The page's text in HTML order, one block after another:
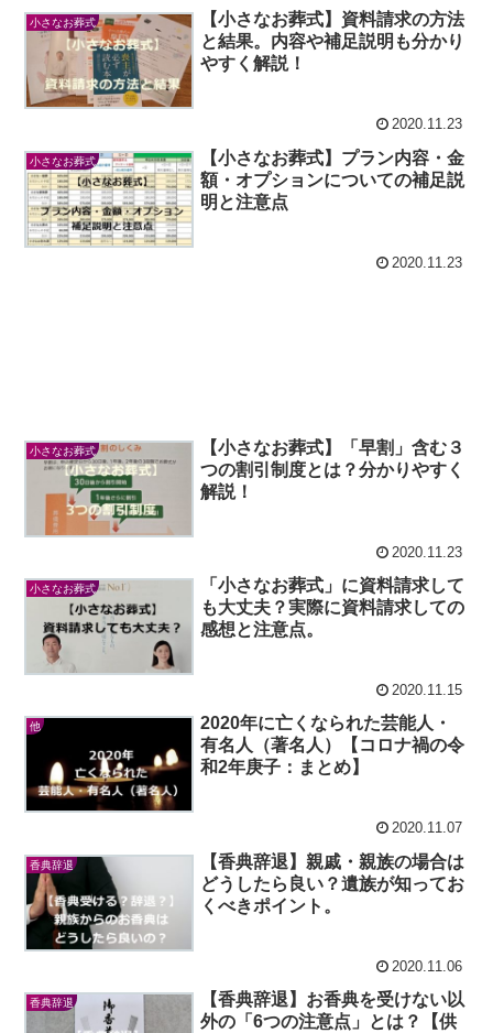
小さなお葬式
【小さなお葬式】資料請求の方法
と結果。内容や補足説明も分かり
やすく解説！
2020.11.23
小さなお葬式
【小さなお葬式】プラン内容・金
額・オプションについての補足説
明と注意点
2020.11.23
小さなお葬式
【小さなお葬式】「早割」含む３
つの割引制度とは？分かりやすく
解説！
2020.11.23
小さなお葬式
「小さなお葬式」に資料請求して
も大丈夫？実際に資料請求しての
感想と注意点。
2020.11.15
他
2020年に亡くなられた芸能人・
有名人（著名人）【コロナ禍の令
和2年庚子：まとめ】
2020.11.07
香典辞退
【香典辞退】親戚・親族の場合は
どうしたら良い？遺族が知ってお
くべきポイント。
2020.11.06
香典辞退
【香典辞退】お香典を受けない以
外の「6つの注意点」とは？【供